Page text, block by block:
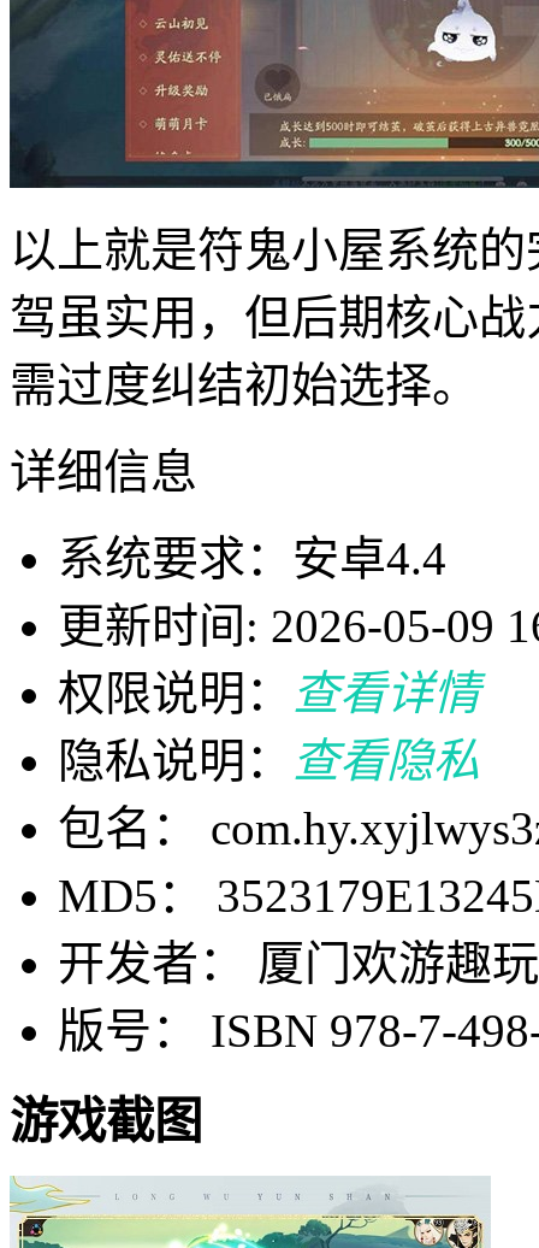
以上就是符鬼小屋系统
驾虽实用，但后期核心
需过度纠结初始选择。
详细信息
系统要求：安卓4.4
更新时间: 2026-05-09
权限说明：
查看详情
隐私说明：
查看隐私
包名：
MD5：
开发者： 厦门欢游趣
版号： ISBN 978-7-
游戏截图